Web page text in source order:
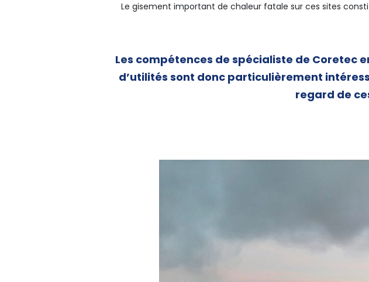
Le gisement important de chaleur fatale sur ces sites
Les compétences de spécialiste de Coretec
d’utilités sont donc particulièrement
regard de